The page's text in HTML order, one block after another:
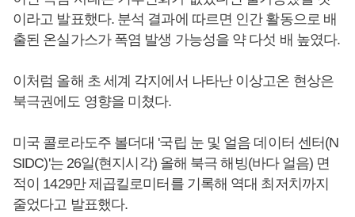
이라고 발표했다. 분석 결과에 따르면 인간 활동으로 배
출된 온실가스가 폭염 발생 가능성을 약 다섯 배 높였다.
이처럼 올해 초 세계 각지에서 나타난 이상고온 현상은
북극권에도 영향을 미쳤다.
미국 콜로라도주 볼더대 '국립 눈 및 얼음 데이터 센터(N
SIDC)'는 26일(현지시각) 올해 북극 해빙(바다 얼음) 면
적이 1429만 제곱킬로미터를 기록해 역대 최저치까지
줄었다고 발표했다.